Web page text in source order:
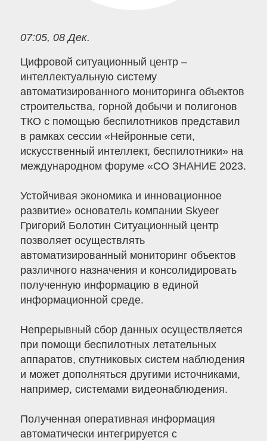
07:05, 08 Дек.
Цифровой ситуационный центр –
интеллектуальную систему
автоматизированного мониторинга объектов
строительства, горной добычи и полигонов
ТКО с помощью беспилотников представил
в рамках сессии «Нейронные сети,
искусственный интеллект, беспилотники» на
международном форуме «СО ЗНАНИЕ 2023.
Устойчивая экономика и инновационное
развитие» основатель компании Skyeer
Григорий Болотин Ситуационный центр
позволяет осуществлять
автоматизированный мониторинг объектов
различного назначения и консолидировать
полученную информацию в единой
информационной среде.
Непрерывный сбор данных осуществляется
при помощи беспилотных летательных
аппаратов, спутниковых систем наблюдения
и может дополняться другими источниками,
например, системами видеонаблюдения.
Полученная оперативная информация
автоматически интегрируется с